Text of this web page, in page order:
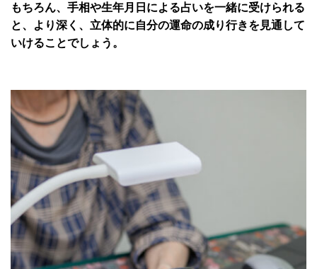
もちろん、手相や生年月日による占いを一緒に受けられる
と、より深く、立体的に自分の運命の成り行きを見通して
いけることでしょう。